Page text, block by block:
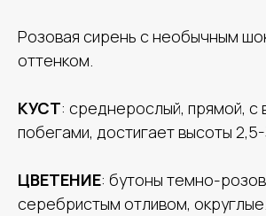
Розовая сирень с необычным
оттенком.
КУСТ: среднерослый, прямой, с
побегами, достигает высоты
ЦВЕТЕНИЕ: бутоны темно-
серебристым отливом,